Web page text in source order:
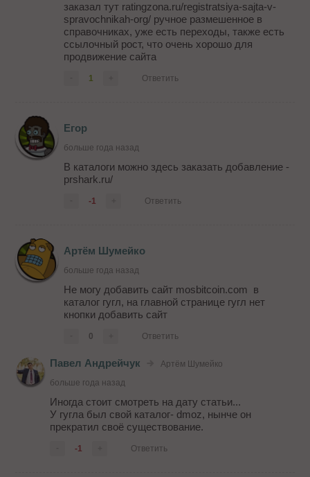
заказал тут ratingzona.ru/registratsiya-sajta-v-
spravochnikah-org/ ручное размешенное в
справочниках, уже есть переходы, также есть
ссылочный рост, что очень хорошо для
продвижение сайта
1 Ответить
Егор
больше года назад
В каталоги можно здесь заказать добавление -
prshark.ru/
-1 Ответить
Артём Шумейко
больше года назад
Не могу добавить сайт mosbitcoin.com в
каталог гугл, на главной странице гугл нет
кнопки добавить сайт
0 Ответить
Павел Андрейчук
Артём Шумейко
больше года назад
Иногда стоит смотреть на дату статьи...
У гугла был свой каталог- dmoz, нынче он
прекратил своё существование.
-1 Ответить